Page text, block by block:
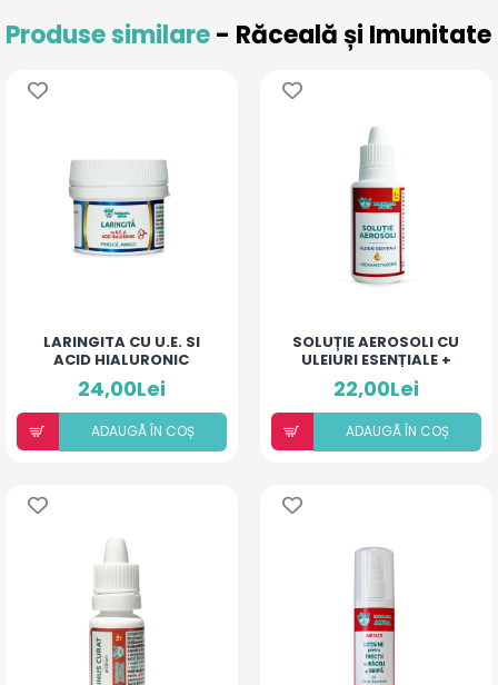
Produse similare- Răceală și Imunitate
LARINGITA CU U.E. SI
ACID HIALURONIC
(PIERSICĂ ȘI MANGO)
24,00Lei
ADAUGÃ ÎN COȘ
SOLUȚIE AEROSOLI CU
ULEIURI ESENȚIALE +
DEXAMETAZONĂ
22,00Lei
ADAUGÃ ÎN COȘ